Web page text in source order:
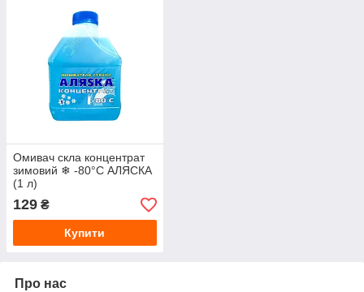
Омивач скла концентрат
зимовий ❄ -80°С АЛЯСКА
(1 л)
129 ₴
Купити
Про нас